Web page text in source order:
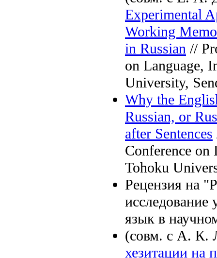
Experimental
Working
in Russian //
on Language,
University,
Why the
Russian, or
after Sentences
Conference on
Tohoku
Рецензия на
исследование
язык в
(совм. с А. К.
хезитации на